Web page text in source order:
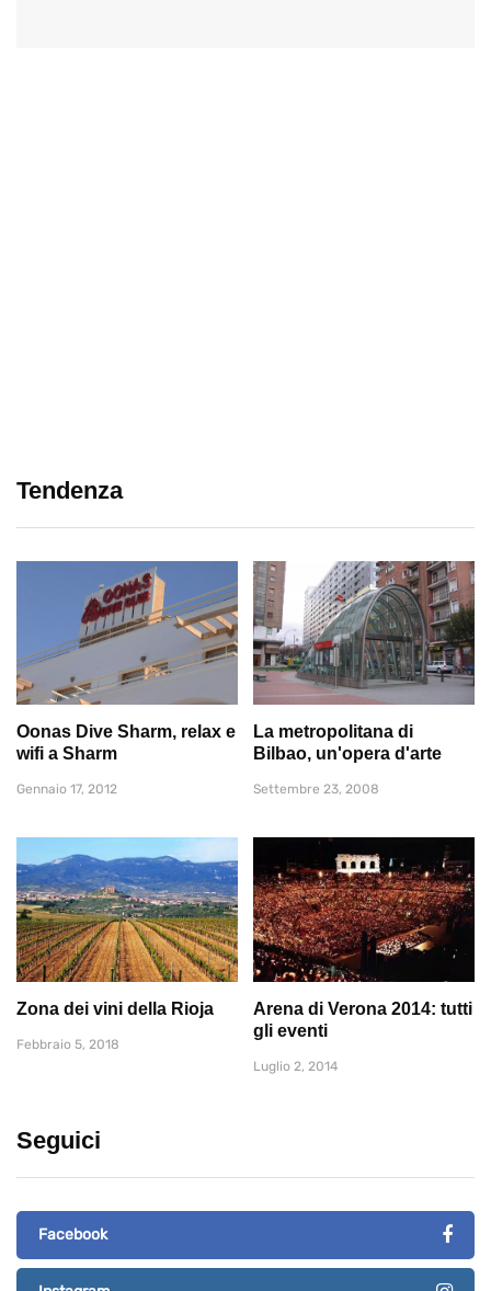
Tendenza
Oonas Dive Sharm, relax e
wifi a Sharm
Gennaio 17, 2012
La metropolitana di
Bilbao, un'opera d'arte
Settembre 23, 2008
Zona dei vini della Rioja
Febbraio 5, 2018
Arena di Verona 2014: tutti
gli eventi
Luglio 2, 2014
Seguici
Facebook